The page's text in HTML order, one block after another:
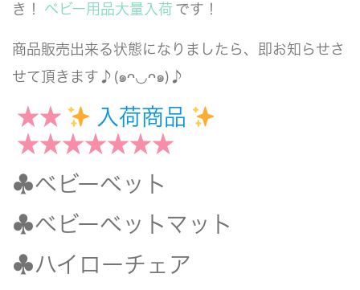
き！
ベビー用品大量入荷 です！
商品販売出来る状態になりましたら、即お知らせさ
せて頂きます♪(๑ᴖ◡ᴖ๑)♪
★★
入荷商品
★★★★★★★
♣️ベビーベット
♣️ベビーベットマット
♣️ハイローチェア